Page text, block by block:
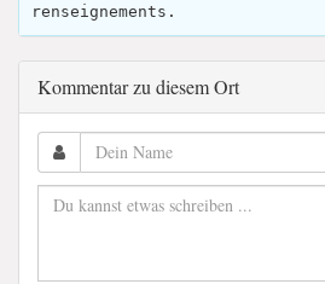
renseignements.
Kommentar zu diesem Ort